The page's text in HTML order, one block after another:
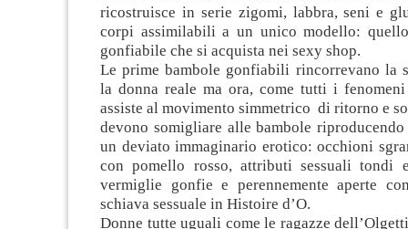
ricostruisce in serie zigomi, labbra, seni e
corpi assimilabili a un unico modello:
gonfiabile che si acquista nei sexy shop.
Le prime bambole gonfiabili rincorrevano la
la donna reale ma ora, come tutti i
assiste al movimento simmetrico di ritorno e
devono somigliare alle bambole
un deviato immaginario erotico: occhioni
con pomello rosso, attributi sessuali tondi
vermiglie gonfie e perennemente aperte
schiava sessuale in Histoire d’O.
Donne tutte uguali come le ragazze